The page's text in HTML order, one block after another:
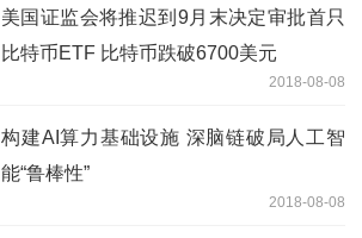
美国证监会将推迟到9月末决定审批首只
比特币ETF 比特币跌破6700美元
2018-08-08
构建AI算力基础设施 深脑链破局人工智
能“鲁棒性”
2018-08-08